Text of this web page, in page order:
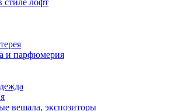
стиле лофт
и парфюмерия
вешала, экспозиторы